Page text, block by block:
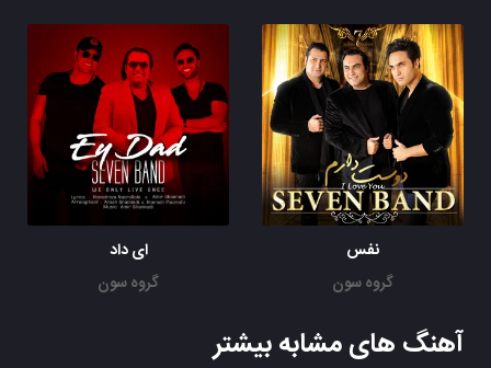
نفس
گروه سون
ای داد
گروه سون
آهنگ های مشابه بیشتر